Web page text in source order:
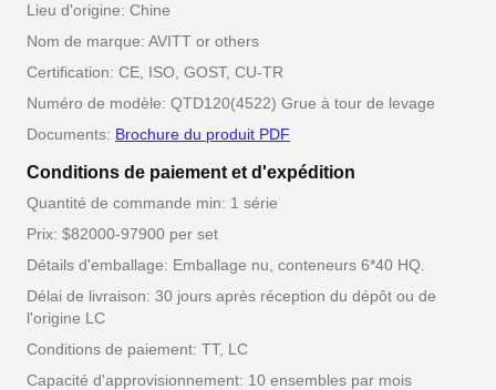
Lieu d'origine: Chine
Nom de marque: AVITT or others
Certification: CE, ISO, GOST, CU-TR
Numéro de modèle: QTD120(4522) Grue à tour de levage
Documents: Brochure du produit PDF
Conditions de paiement et d'expédition
Quantité de commande min: 1 série
Prix: $82000-97900 per set
Détails d'emballage: Emballage nu, conteneurs 6*40 HQ.
Délai de livraison: 30 jours après réception du dépôt ou de
l'origine LC
Conditions de paiement: TT, LC
Capacité d'approvisionnement: 10 ensembles par mois